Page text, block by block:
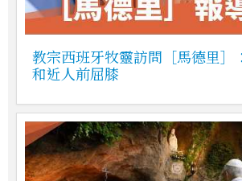
教宗西班牙牧靈訪問［馬德里］
和近人前屈膝